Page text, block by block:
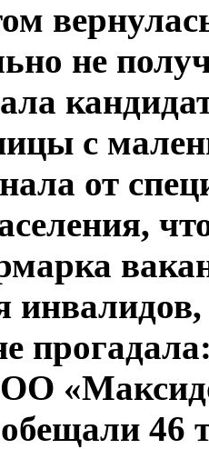
не
с
от
46